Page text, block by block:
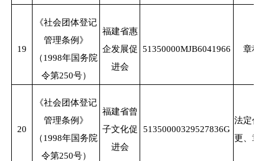
19
《社会团体登记
管理条例》
（1998年国务院
令第250号）
福建省惠
企发展促
进会
51350000MJB6041966 章程
20
《社会团体登记
管理条例》
（1998年国务院
令第250号）
福建省曾
子文化促
进会
51350000329527836G
法定代
更、章